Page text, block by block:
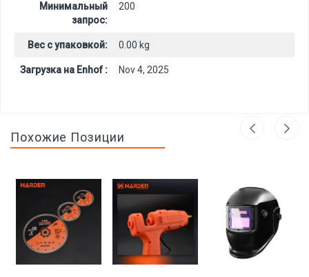
Минимальный
запрос:
200
Вес с упаковкой: 0.00 kg
Загрузка на Enhof : Nov 4, 2025
Похожие Позиции